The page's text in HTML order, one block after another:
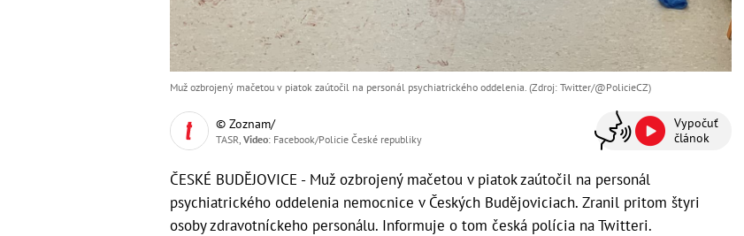
Muž ozbrojený mačetou v piatok zaútočil na personál psychiatrického oddelenia. (Zdroj: Twitter/@PolicieCZ)
© Zoznam/
TASR, Video: Facebook/Policie České republiky
Vypočuť
článok
ČESKÉ BUDĚJOVICE - Muž ozbrojený mačetou v piatok zaútočil na personál
psychiatrického oddelenia nemocnice v Českých Budějoviciach. Zranil pritom štyri
osoby zdravotníckeho personálu. Informuje o tom česká polícia na Twitteri.